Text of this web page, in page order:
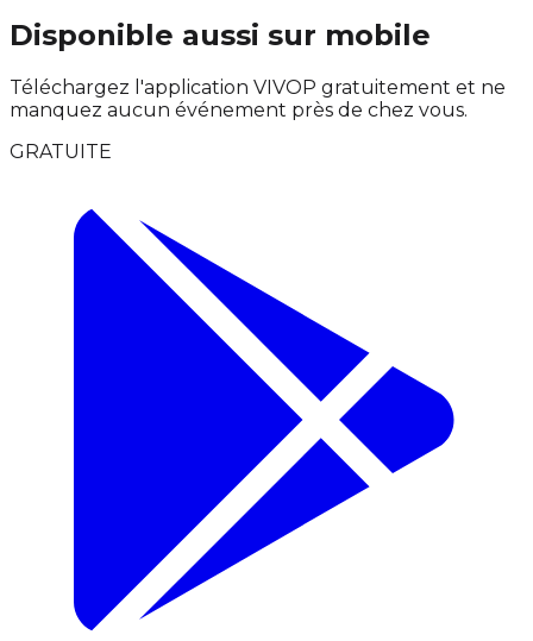
Disponible aussi sur mobile
Téléchargez l'application VIVOP gratuitement et ne
manquez aucun événement près de chez vous.
GRATUITE